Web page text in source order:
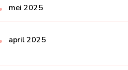
mei 2025
april 2025